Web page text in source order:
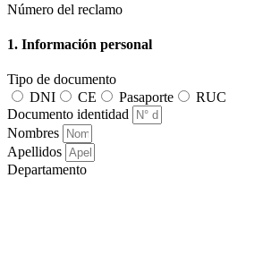
Número del reclamo
1. Información personal
Tipo de documento
DNI
CE Pasaporte
RUC
Documento identidad
Nombres
Apellidos
Departamento